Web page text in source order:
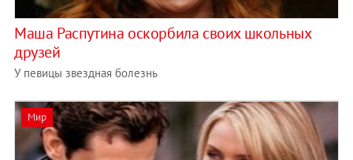
Маша Распутина оскорбила своих школьных
друзей
У певицы звездная болезнь
Мир